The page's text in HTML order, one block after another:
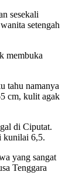
sesekali
setengah
membuka
tahu namanya
cm, kulit agak
di Ciputat.
kunilai 6,5.
yang sangat
Tenggara